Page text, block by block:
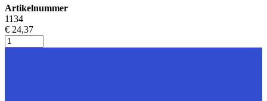
Artikelnummer
1134
€ 24,37